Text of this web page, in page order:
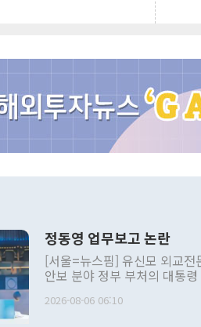
정동영 업무보고 논란
[서울=뉴스핌] 유신모 외교전
안보 분야 정부 부처의 대통
발언 중에는 정부 내 조율을
2026-08-06 06:10